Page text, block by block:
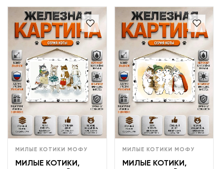
МИЛЫЕ КОТИКИ МОФУ
МИЛЫЕ КОТИКИ,
МИЛЫЕ КОТИКИ МОФУ
МИЛЫЕ КОТИКИ,